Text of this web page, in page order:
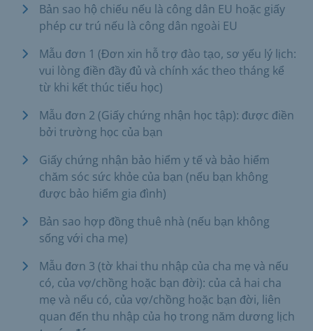
Bản sao hộ chiếu nếu là công dân EU hoặc giấy
phép cư trú nếu là công dân ngoài EU
Mẫu đơn 1 (Đơn xin hỗ trợ đào tạo, sơ yếu lý lịch:
vui lòng điền đầy đủ và chính xác theo tháng kể
từ khi kết thúc tiểu học)
Mẫu đơn 2 (Giấy chứng nhận học tập): được điền
bởi trường học của bạn
Giấy chứng nhận bảo hiểm y tế và bảo hiểm
chăm sóc sức khỏe của bạn (nếu bạn không
được bảo hiểm gia đình)
Bản sao hợp đồng thuê nhà (nếu bạn không
sống với cha mẹ)
Mẫu đơn 3 (tờ khai thu nhập của cha mẹ và nếu
có, của vợ/chồng hoặc bạn đời): của cả hai cha
mẹ và nếu có, của vợ/chồng hoặc bạn đời, liên
quan đến thu nhập của họ trong năm dương lịch